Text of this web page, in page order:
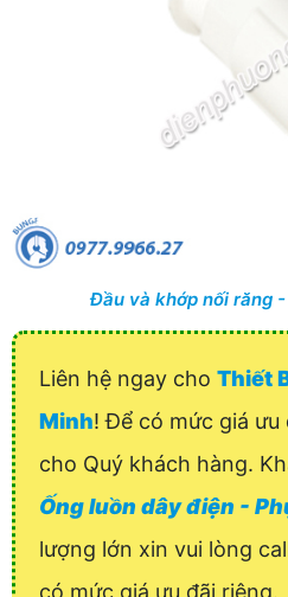
Đầu và khớp nối răng
Liên hệ ngay cho Thiết
Minh! Để có mức giá
cho Quý khách hàng.
Ống luồn dây điện -
lượng lớn xin vui lòng
có mức giá ưu đãi riêng.